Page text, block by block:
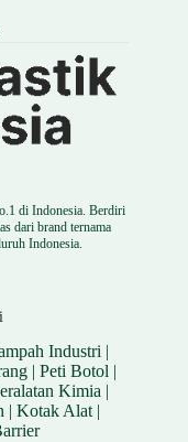
di Indonesia. Berdiri
dari brand ternama
Indonesia.
Industri |
|Peti Botol |
Kimia |
| Kotak Alat|